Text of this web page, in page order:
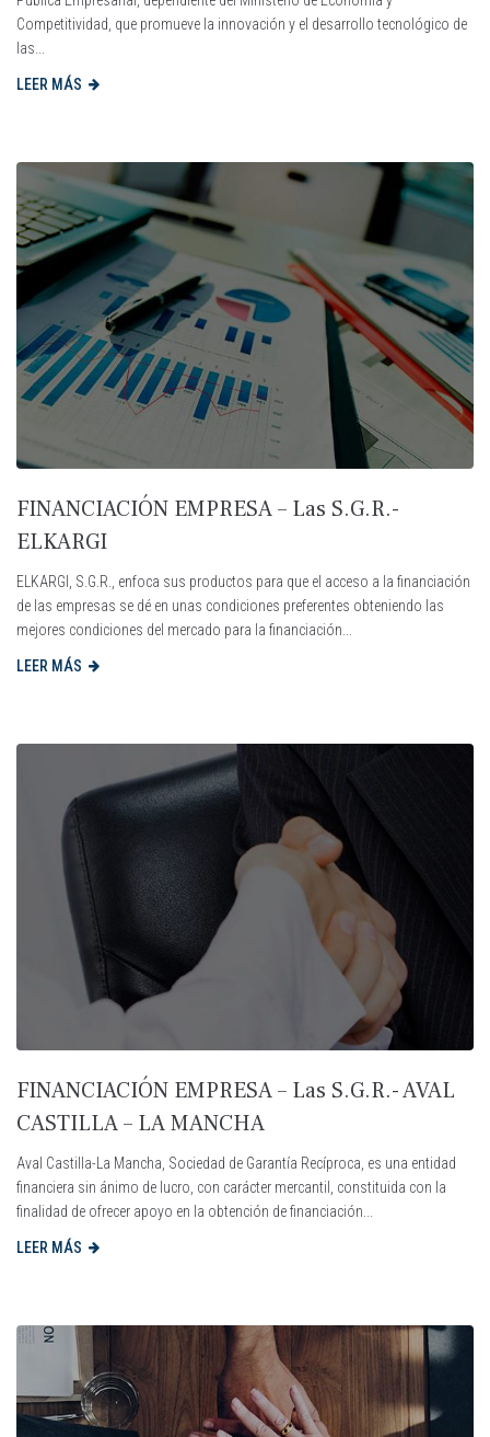
Competitividad, que promueve la innovación y el desarrollo tecnológico de
las...
LEER MÁS
FINANCIACIÓN EMPRESA – Las S.G.R.-
ELKARGI
ELKARGI, S.G.R., enfoca sus productos para que el acceso a la financiación
de las empresas se dé en unas condiciones preferentes obteniendo las
mejores condiciones del mercado para la financiación...
LEER MÁS
FINANCIACIÓN EMPRESA – Las S.G.R.- AVAL
CASTILLA – LA MANCHA
Aval Castilla-La Mancha, Sociedad de Garantía Recíproca, es una entidad
financiera sin ánimo de lucro, con carácter mercantil, constituida con la
finalidad de ofrecer apoyo en la obtención de financiación...
LEER MÁS